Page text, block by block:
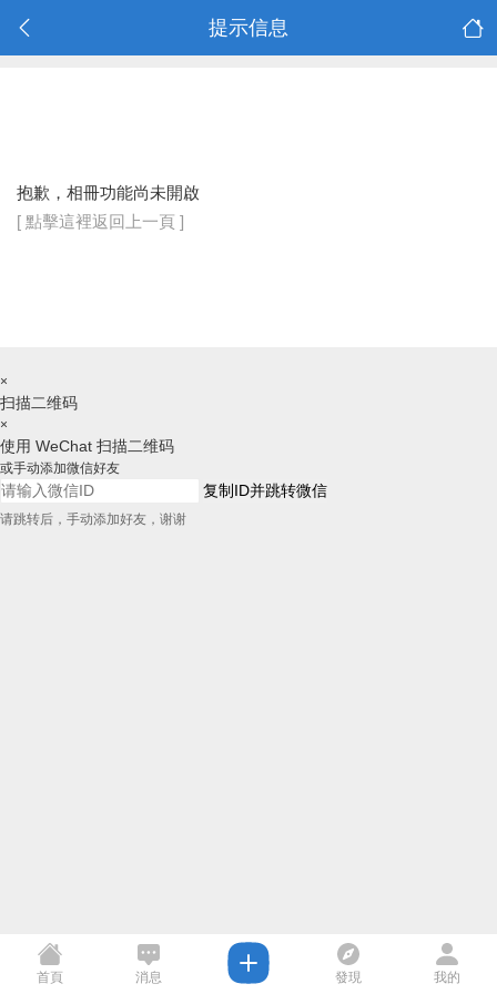
提示信息
抱歉，相冊功能尚未開啟
[ 點擊這裡返回上一頁 ]
×
扫描二维码
×
使用 WeChat 扫描二维码
或手动添加微信好友
复制ID并跳转微信
请跳转后，手动添加好友，谢谢
首頁 消息 發現 我的